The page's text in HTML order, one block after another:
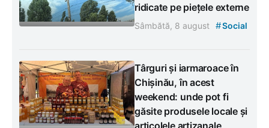
ridicate pe piețele externe
Sâmbătă, 8 august #Social
Târguri și iarmaroace în
Chișinău, în acest
weekend: unde pot fi
găsite produsele locale și